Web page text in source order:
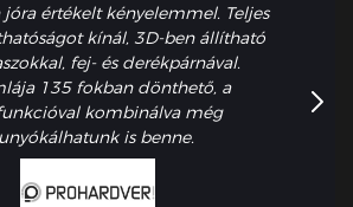
értékelt kényelemmel. Teljes
kínál, 3D-ben állítható
fej- és derékpárnával.
135 fokban dönthető, a
kombinálva még
is benne.